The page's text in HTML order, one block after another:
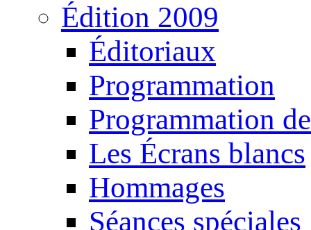
Édition 2009
Éditoriaux
Programmation
Programmation
Les Écrans blancs
Hommages
Séances spéciales